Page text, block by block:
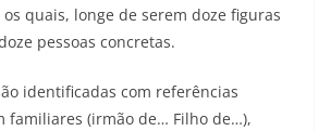
quais, longe de serem doze figuras
pessoas concretas.
identificadas com referências
familiares (irmão de… Filho de…),